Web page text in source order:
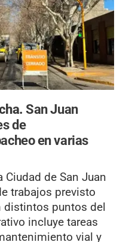
San Juan
de
en varias
de San Juan
trabajos previsto
distintos puntos del
incluye tareas
vial y